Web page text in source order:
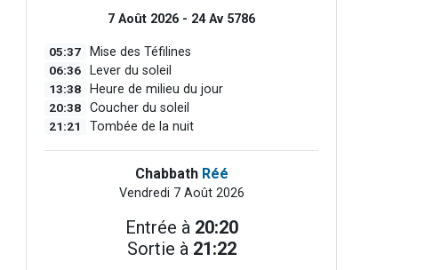
7 Août 2026 - 24 Av 5786
05:37 Mise des Téfilines
06:36 Lever du soleil
13:38 Heure de milieu du jour
20:38 Coucher du soleil
21:21 Tombée de la nuit
Chabbath Réé
Vendredi 7 Août 2026
Entrée à 20:20
Sortie à 21:22